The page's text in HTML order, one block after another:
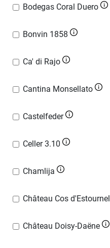
Bodegas Coral Duero
Bonvin 1858
Ca' di Rajo
Cantina Monsellato
Castelfeder
Celler 3.10
Chamlija
Château Cos d'Estournel
Château Doisy-Daëne